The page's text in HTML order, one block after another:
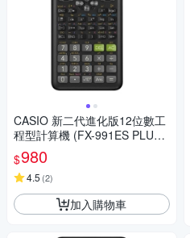
CASIO 新二代進化版12位數工
程型計算機 (FX-991ES PLUS-
2)
$980
4.5 (2)
加入購物車